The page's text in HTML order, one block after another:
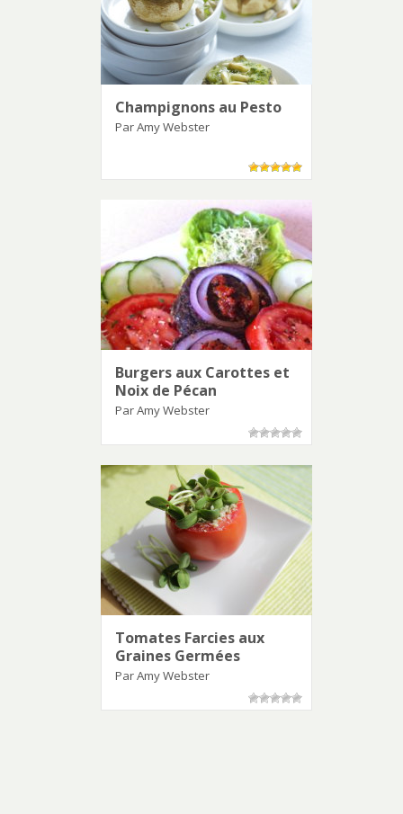
Champignons au Pesto
Par Amy Webster
Burgers aux Carottes et
Noix de Pécan
Par Amy Webster
Tomates Farcies aux
Graines Germées
Par Amy Webster